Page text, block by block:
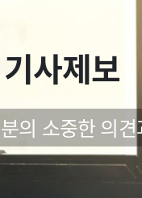
의과대학
10 약가인하
기사제보
의 소중한 의